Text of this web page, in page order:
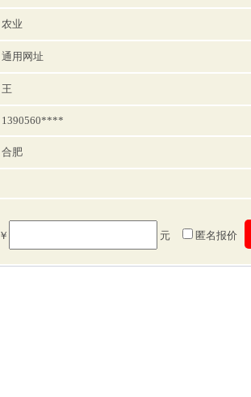
农业
通用网址
王
1390560****
合肥
￥ 元 匿名报价